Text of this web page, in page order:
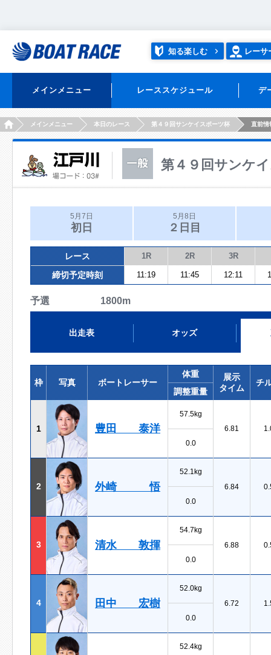
知る楽しむ レーサ
メインメニュー レーススケジュール デ
HOMEメインメニュー 本日のレース 第４９回サンケイスポーツ杯 直前情
第４９回サンケ
5月7日
初日
5月8日
２日目
レース 1R 2R 3R
締切予定時刻 11:19 11:45 12:11
予選 1800m
出走表 オッズ
枠 写真 ボートレーサー
体重
展示
タイム
チ
調整重量
1 豊田 泰洋
57.5kg
6.81
0.0
2 外崎 悟
52.1kg
6.84
0.0
3 清水 敦揮
54.7kg
6.88
0.0
4 田中 宏樹
52.0kg
6.72
0.0
52.4kg